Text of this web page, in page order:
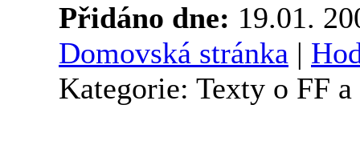
Přidáno dne: 19.01.
Domovská stránka |
Kategorie: Texty o FF